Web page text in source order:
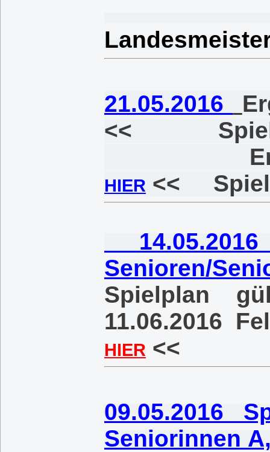
21.05.2016
<<
HIER <<
Senioren/
Spielplan
11.06.2016
HIER <<
09.05.2016
Seniorinnen